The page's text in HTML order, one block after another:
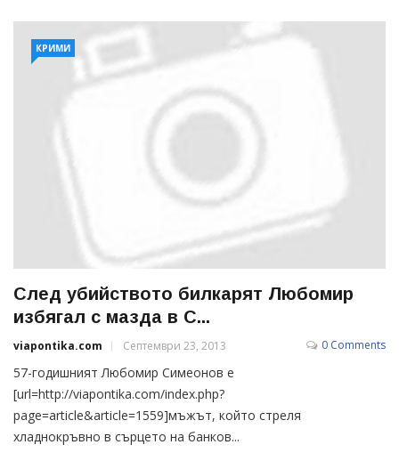
КРИМИ
След убийството билкарят Любомир
избягал с мазда в С...
viapontika.com Септември 23, 2013 0 Comments
57-годишният Любомир Симеонов е
[url=http://viapontika.com/index.php?
page=article&article=1559]мъжът, който стреля
хладнокръвно в сърцето на банков...